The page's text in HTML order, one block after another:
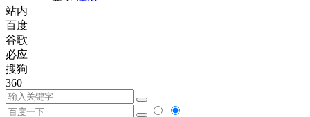
站内
百度
谷歌
必应
搜狗
360